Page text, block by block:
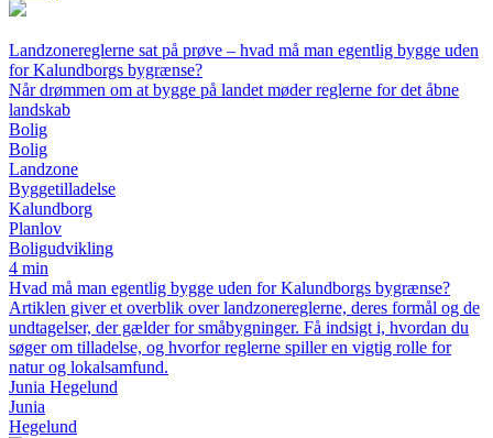
Landzonereglerne sat på prøve – hvad må man egentlig bygge uden
for Kalundborgs bygrænse?
Når drømmen om at bygge på landet møder reglerne for det åbne
landskab
Bolig
Bolig
Landzone
Byggetilladelse
Kalundborg
Planlov
Boligudvikling
4 min
Hvad må man egentlig bygge uden for Kalundborgs bygrænse?
Artiklen giver et overblik over landzonereglerne, deres formål og de
undtagelser, der gælder for småbygninger. Få indsigt i, hvordan du
søger om tilladelse, og hvorfor reglerne spiller en vigtig rolle for
natur og lokalsamfund.
Junia Hegelund
Junia
Hegelund